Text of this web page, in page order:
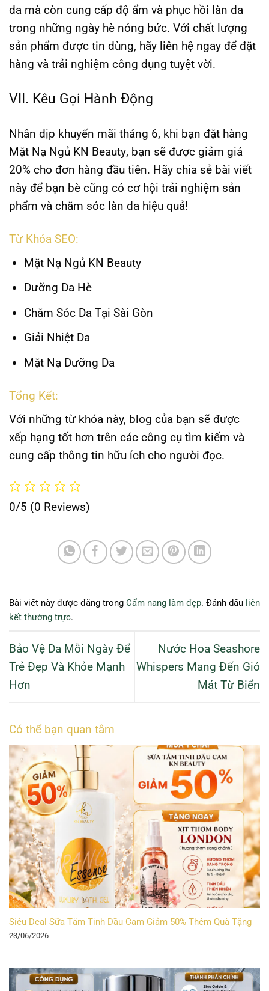
da mà còn cung cấp độ ẩm và phục hồi làn da
trong những ngày hè nóng bức. Với chất lượng
sản phẩm được tin dùng, hãy liên hệ ngay để đặt
hàng và trải nghiệm công dụng tuyệt vời.
VII. Kêu Gọi Hành Động
Nhân dịp khuyến mãi tháng 6, khi bạn đặt hàng
Mặt Nạ Ngủ KN Beauty, bạn sẽ được giảm giá
20% cho đơn hàng đầu tiên. Hãy chia sẻ bài viết
này để bạn bè cũng có cơ hội trải nghiệm sản
phẩm và chăm sóc làn da hiệu quả!
Từ Khóa SEO:
Mặt Nạ Ngủ KN Beauty
Dưỡng Da Hè
Chăm Sóc Da Tại Sài Gòn
Giải Nhiệt Da
Mặt Nạ Dưỡng Da
Tổng Kết:
Với những từ khóa này, blog của bạn sẽ được
xếp hạng tốt hơn trên các công cụ tìm kiếm và
cung cấp thông tin hữu ích cho người đọc.
0/5 (0 Reviews)
Bài viết này được đăng trong Cẩm nang làm đẹp. Đánh dấu liên
kết thường trực.
Bảo Vệ Da Mỗi Ngày Để
Trẻ Đẹp Và Khỏe Mạnh
Hơn
Nước Hoa Seashore
Whispers Mang Đến Gió
Mát Từ Biển
Có thể bạn quan tâm
Siêu Deal Sữa Tắm Tinh Dầu Cam Giảm 50% Thêm Quà Tặng
23/06/2026